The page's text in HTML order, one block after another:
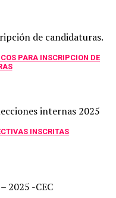
de candidaturas.
PARA INSCRIPCION DE
internas 2025
INSCRITAS
2025 -CEC